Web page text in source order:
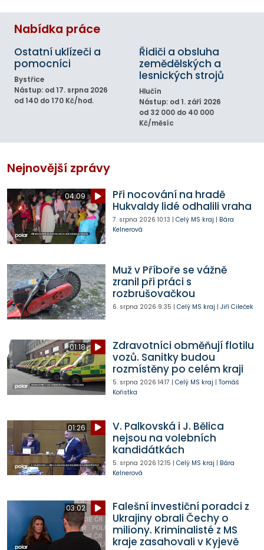
Nabídka práce
Ostatní uklízeči a
pomocníci
Bystřice
Nástup: od 17. srpna 2026
od 140 do 170 Kč/hod.
Řidiči a obsluha
zemědělských a
lesnických strojů
Hlučín
Nástup: od 1. září 2026
od 32 000 do 40 000
Kč/měsíc
Nejnovější zprávy
04:09
Při nocování na hradě
Hukvaldy lidé odhalili vraha
7. srpna 2026 10:13 | Celý MS kraj | Bára
Kelnerová
Muž v Příboře se vážně
zranil při práci s
rozbrušovačkou
6. srpna 2026 9:35 | Celý MS kraj | Jiří Cileček
01:18
Zdravotníci obměňují flotilu
vozů. Sanitky budou
rozmístěny po celém kraji
5. srpna 2026 14:17 | Celý MS kraj | Tomáš
Kořistka
01:26
V. Palkovská i J. Bělica
nejsou na volebních
kandidátkách
5. srpna 2026 12:15 | Celý MS kraj | Bára
Kelnerová
03:02
Falešní investiční poradci z
Ukrajiny obrali Čechy o
miliony. Kriminalisté z MS
kraje zasahovali v Kyjevě